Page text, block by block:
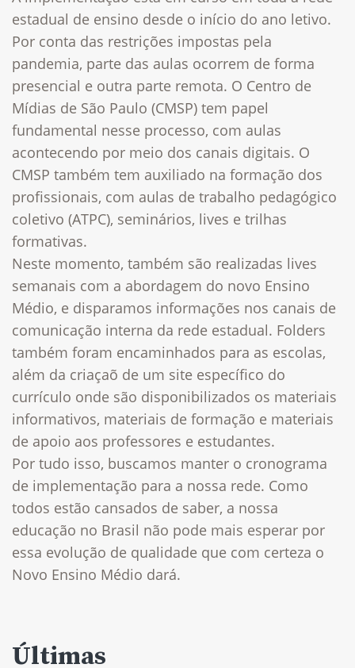
estadual de ensino desde o início do ano letivo.
Por conta das restrições impostas pela
pandemia, parte das aulas ocorrem de forma
presencial e outra parte remota. O Centro de
Mídias de São Paulo (CMSP) tem papel
fundamental nesse processo, com aulas
acontecendo por meio dos canais digitais. O
CMSP também tem auxiliado na formação dos
profissionais, com aulas de trabalho pedagógico
coletivo (ATPC), seminários, lives e trilhas
formativas.
Neste momento, também são realizadas lives
semanais com a abordagem do novo Ensino
Médio, e disparamos informações nos canais de
comunicação interna da rede estadual. Folders
também foram encaminhados para as escolas,
além da criaçaõ de um site específico do
currículo onde são disponibilizados os materiais
informativos, materiais de formação e materiais
de apoio aos professores e estudantes.
Por tudo isso, buscamos manter o cronograma
de implementação para a nossa rede. Como
todos estão cansados de saber, a nossa
educação no Brasil não pode mais esperar por
essa evolução de qualidade que com certeza o
Novo Ensino Médio dará.
Últimas